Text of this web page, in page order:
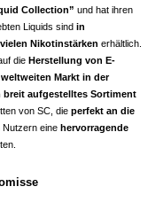
Collection” und hat ihren
Liquids sind in
Nikotinstärken erhältlich.
die Herstellung von E-
weltweiten Markt in der
breit aufgestelltes Sortiment
von SC, die perfekt an die
Nutzern eine hervorragende